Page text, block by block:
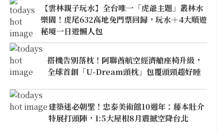
【雲林親子玩水】全台唯一「虎爺主題」叢林水
樂園！虎尾632高地免門票回歸，玩水＋4大順遊
秘境一日遊懶人包
搭機告別落枕！阿聯酋航空經濟艙座椅升級，
全球首創「U-Dream頭枕」包覆頭頸超好睡
建築迷必朝聖！忠泰美術館10週年：藤本壯介
特展打頭陣，1:5大屋根8月震撼空降台北